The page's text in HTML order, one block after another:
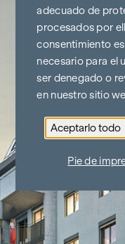
adecuado de
procesados por
consentimiento
necesario para el
ser denegado o
en nuestro sitio
Aceptarlo todo
Pie de